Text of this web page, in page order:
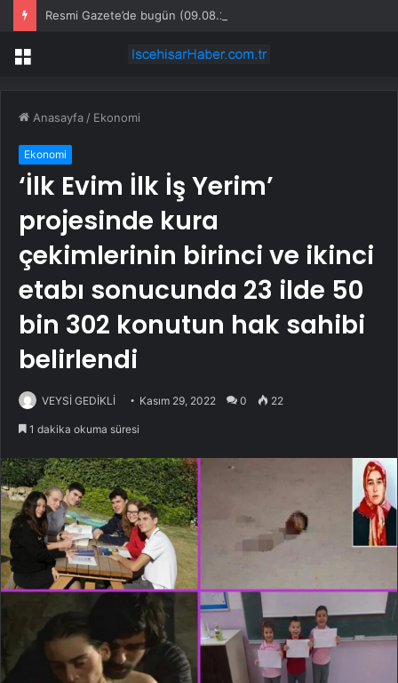
Resmi Gazete’de bugün (09.08.2026)
Menü
Anasayfa / Ekonomi
Ekonomi
‘İlk Evim İlk İş Yerim’
projesinde kura
çekimlerinin birinci ve ikinci
etabı sonucunda 23 ilde 50
bin 302 konutun hak sahibi
belirlendi
VEYSİ GEDİKLİ Kasım 29, 2022 0 22
1 dakika okuma süresi